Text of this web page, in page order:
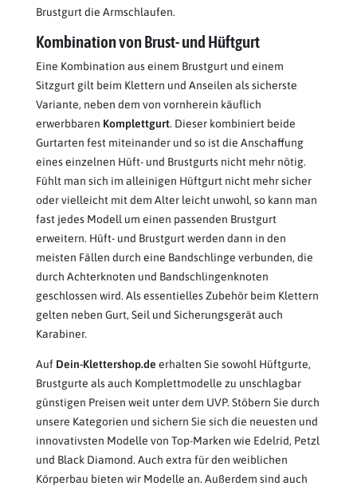
Brustgurt die Armschlaufen.
Kombination von Brust- und Hüftgurt
Eine Kombination aus einem Brustgurt und einem
Sitzgurt gilt beim Klettern und Anseilen als sicherste
Variante, neben dem von vornherein käuflich
erwerbbaren Komplettgurt. Dieser kombiniert beide
Gurtarten fest miteinander und so ist die Anschaffung
eines einzelnen Hüft- und Brustgurts nicht mehr nötig.
Fühlt man sich im alleinigen Hüftgurt nicht mehr sicher
oder vielleicht mit dem Alter leicht unwohl, so kann man
fast jedes Modell um einen passenden Brustgurt
erweitern. Hüft- und Brustgurt werden dann in den
meisten Fällen durch eine Bandschlinge verbunden, die
durch Achterknoten und Bandschlingenknoten
geschlossen wird. Als essentielles Zubehör beim Klettern
gelten neben Gurt, Seil und Sicherungsgerät auch
Karabiner.
Auf Dein-Klettershop.de erhalten Sie sowohl Hüftgurte,
Brustgurte als auch Komplettmodelle zu unschlagbar
günstigen Preisen weit unter dem UVP. Stöbern Sie durch
unsere Kategorien und sichern Sie sich die neuesten und
innovativsten Modelle von Top-Marken wie Edelrid, Petzl
und Black Diamond. Auch extra für den weiblichen
Körperbau bieten wir Modelle an. Außerdem sind auch